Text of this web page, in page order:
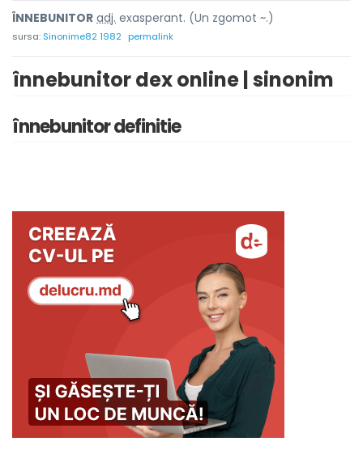
ÎNNEBUNITOR adj. exasperant. (Un zgomot ~.)
sursa: Sinonime82 1982 permalink
înnebunitor dex online | sinonim
înnebunitor definitie